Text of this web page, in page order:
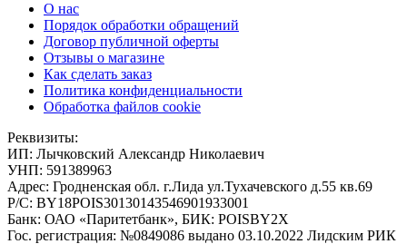
О нас
Порядок обработки обращений
Договор публичной оферты
Отзывы о магазине
Как сделать заказ
Политика конфиденциальности
Обработка файлов cookie
Реквизиты:
ИП: Лычковский Александр Николаевич
УНП: 591389963
Адрес: Гродненская обл. г.Лида ул.Тухачевского д.55 кв.69
Р/С: BY18POIS30130143546901933001
Банк: ОАО «Паритетбанк», БИК: POISBY2X
Гос. регистрация: №0849086 выдано 03.10.2022 Лидским РИК